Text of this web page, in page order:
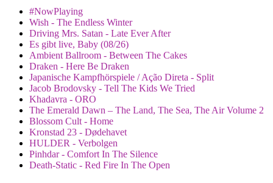
#NowPlaying
Wish - The Endless Winter
Driving Mrs. Satan - Late Ever After
Es gibt live, Baby (08/26)
Ambient Ballroom - Between The Cakes
Draken - Here Be Draken
Japanische Kampfhörspiele / Ação Direta - Split
Jacob Brodovsky - Tell The Kids We Tried
Khadavra - ORO
The Emerald Dawn – The Land, The Sea, The Air Volume 2
Blossom Cult - Home
Kronstad 23 - Dødehavet
HULDER - Verbolgen
Pinhdar - Comfort In The Silence
Death-Static - Red Fire In The Open